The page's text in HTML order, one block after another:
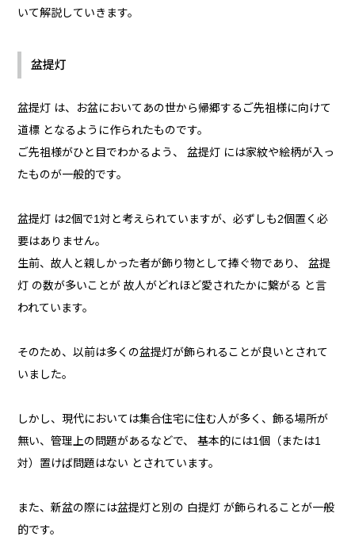
いて解説していきます。
盆提灯
盆提灯 は、お盆においてあの世から帰郷するご先祖様に向けて
道標 となるように作られたものです。
ご先祖様がひと目でわかるよう、 盆提灯 には家紋や絵柄が入っ
たものが一般的です。
盆提灯 は2個で1対と考えられていますが、必ずしも2個置く必
要はありません。
生前、故人と親しかった者が飾り物として捧ぐ物であり、 盆提
灯 の数が多いことが 故人がどれほど愛されたかに繋がる と言
われています。
そのため、以前は多くの盆提灯が飾られることが良いとされて
いました。
しかし、現代においては集合住宅に住む人が多く、飾る場所が
無い、管理上の問題があるなどで、 基本的には1個（または1
対）置けば問題はない とされています。
また、新盆の際には盆提灯と別の 白提灯 が飾られることが一般
的です。